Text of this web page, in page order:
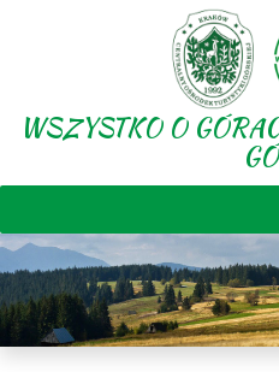
WSZYSTKO O